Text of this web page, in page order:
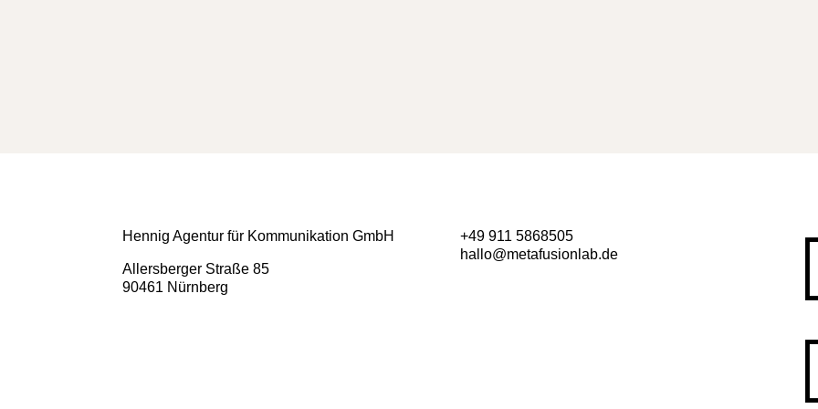
Hennig Agentur für Kommunikation GmbH
Allersberger Straße 85
90461 Nürnberg
+49 911 5868505
hallo@metafusionlab.de